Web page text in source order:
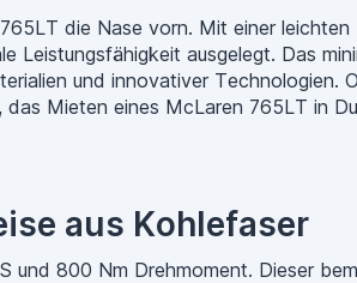
die Nase vorn. Mit einer
Leistungsfähigkeit ausgelegt. Das
und innovativer
Mieten eines McLaren 765LT in
aus Kohlefaser
800 Nm Drehmoment. Dieser